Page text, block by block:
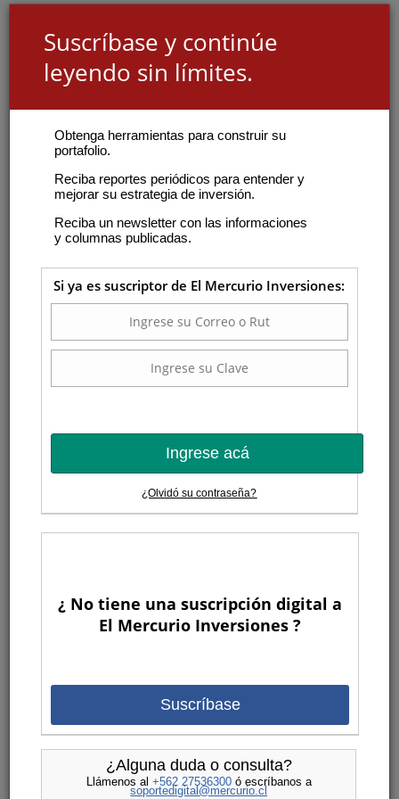
Suscríbase y continúe
leyendo sin límites.
Obtenga herramientas para construir su
portafolio.
Reciba reportes periódicos para entender y
mejorar su estrategia de inversión.
Reciba un newsletter con las informaciones
y columnas publicadas.
Si ya es suscriptor de El Mercurio Inversiones:
Ingrese acá
¿Olvidó su contraseña?
¿ No tiene una suscripción digital a
El Mercurio Inversiones ?
Suscríbase
¿Alguna duda o consulta?
Llámenos al +562 27536300ó escríbanos a
soportedigital@mercurio.cl